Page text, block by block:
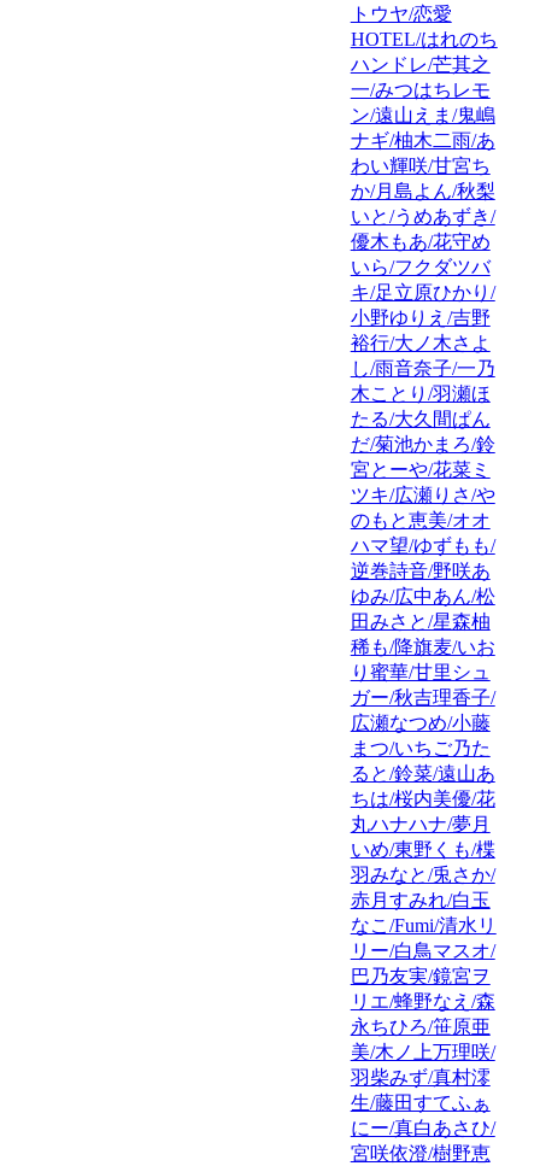
トウヤ/恋愛
HOTEL/はれのち
ハンドレ/芒其之
一/みつはちレモ
ン/遠山えま/鬼嶋
ナギ/柚木二雨/あ
わい輝咲/甘宮ち
か/月島よん/秋梨
いと/うめあずき/
優木もあ/花守め
いら/フクダツバ
キ/足立原ひかり/
小野ゆりえ/吉野
裕行/大ノ木さよ
し/雨音奈子/一乃
木ことり/羽瀬ほ
たる/大久間ぱん
だ/菊池かまろ/鈴
宮とーや/花菜ミ
ツキ/広瀬りさ/や
のもと恵美/オオ
ハマ望/ゆずもも/
逆巻詩音/野咲あ
ゆみ/広中あん/松
田みさと/星森柚
稀も/降旗麦/いお
り蜜華/甘里シュ
ガー/秋吉理香子/
広瀬なつめ/小藤
まつ/いちご乃た
ると/鈴菜/遠山あ
ちは/桜内美優/花
丸ハナハナ/夢月
いめ/東野くも/楪
羽みなと/兎さか/
赤月すみれ/白玉
なこ/Fumi/清水リ
リー/白鳥マスオ/
巴乃友実/鏡宮ヲ
リエ/蜂野なえ/森
永ちひろ/笹原亜
美/木ノ上万理咲/
羽柴みず/真村澪
生/藤田すてふぁ
にー/真白あさひ/
宮咲依澄/樹野恵